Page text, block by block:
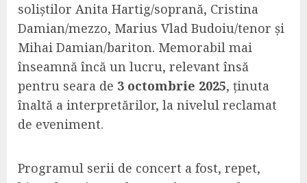
soliștilor Anita Hartig/soprană, Cristina
Damian/mezzo, Marius Vlad Budoiu/tenor și
Mihai Damian/bariton. Memorabil mai
înseamnă încă un lucru, relevant însă
pentru seara de 3 octombrie 2025, ținuta
înaltă a interpretărilor, la nivelul reclamat
de eveniment.
Programul serii de concert a fost, repet,